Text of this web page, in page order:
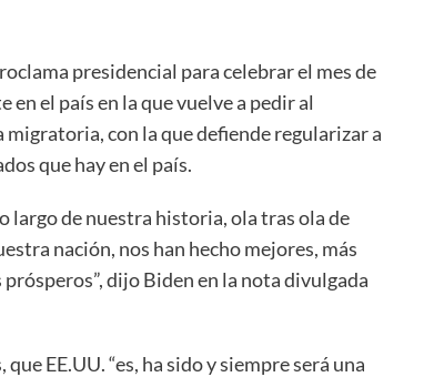
presidencial para celebrar el mes de
el país en la que vuelve a pedir al
con la que defiende regularizar a
que hay en el país.
largo de nuestra historia, ola tras ola de
nación, nos han hecho mejores, más
dijo Biden en la nota divulgada
EE.UU. “es, ha sido y siempre será una